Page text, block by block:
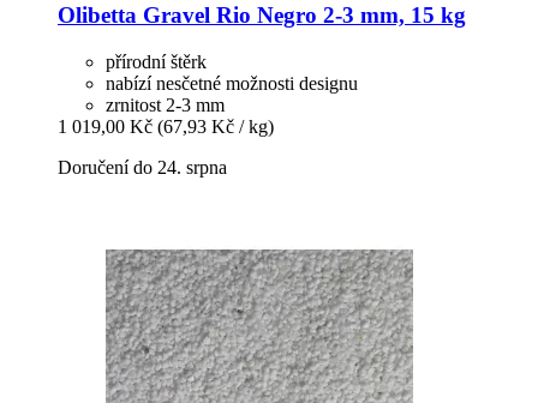
Olibetta Gravel Rio Negro 2-​3 mm, 15 kg
přírodní štěrk
nabízí nesčetné možnosti designu
zrnitost 2-3 mm
1 019,00 Kč (67,93 Kč / kg)
Doručení do 24. srpna